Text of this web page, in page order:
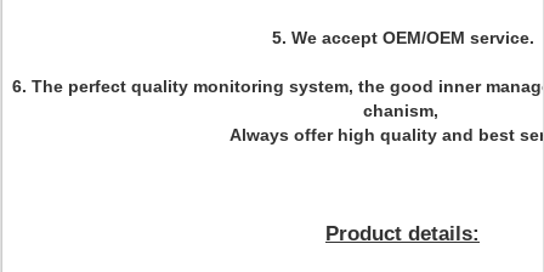
5. We accept OEM/OEM service.
6. The perfect quality monitoring system, the good inner
chanism,
Always offer high quality and best
Product details: